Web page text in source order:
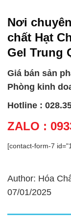
Nơi
chất Hạt
Gel Trung
Giá bán sản
Phòng kinh
Hotline :
ZALO :
[contact-form-7
Author: Hóa
07/01/2025